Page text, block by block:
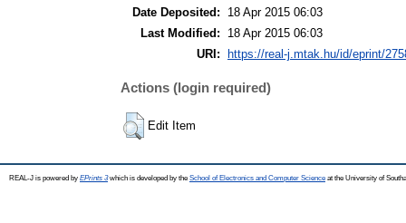
Date Deposited:
18 Apr 2015 06:03
Last Modified:
18 Apr 2015 06:03
URI:
https://real-j.mtak.hu/id/eprint/
Actions (login required)
Edit Item
REAL-J is powered by EPrints 3which is developed by the School of Electronics and Computer Science at the University of